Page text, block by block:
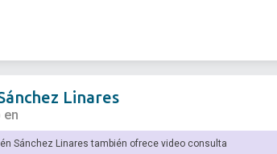
Linares
en
Sánchez Linares también ofrece video consulta